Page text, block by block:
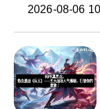
2026-08-06